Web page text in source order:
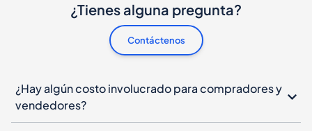
¿Tienes alguna pregunta?
Contáctenos
¿Hay algún costo involucrado para compradores y
vendedores?